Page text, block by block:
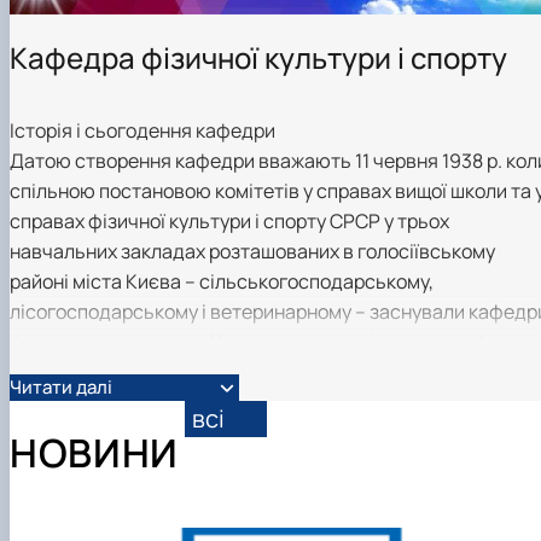
Вибіркові дисципліни
Гостьові лекції
Додаткова (супровідна) інформація
Акредитація
Договори про співпрацю
Кафедра фізичної культури і спорту
Історія і сьогодення кафедри
Датою створення кафедри вважають 11 червня 1938 р.
спільною постановою комітетів у справах вищої школи та
справах фізичної культури і спорту СРСР у трьох
навчальних закладах розташованих в голосіївському
районі міста Києва – сільськогосподарському,
лісогосподарському і ветеринарному – заснували
фізичного виховання очолив Журавель Василь
у сільськогосподарському інституті – Заїка Віктор
Васильович, у лісогосподарському інституті – Макарін
В наслідок об’єднання двох з цих київських інститутів
була створена Українська сільськогосподарська академії
Читати далі
НОВИНИ
всі